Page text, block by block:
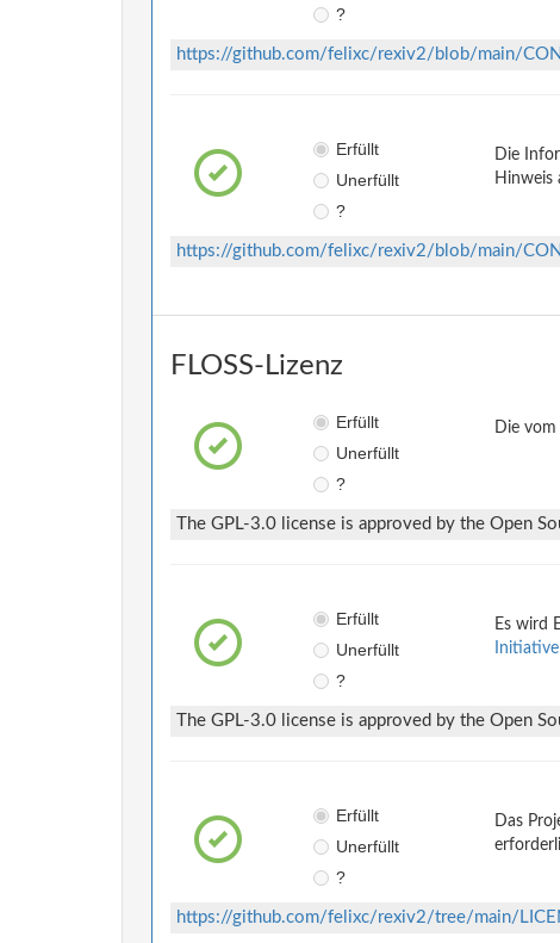
?
https://github.com/felixc/rexiv2/blob/main/
Erfüllt
Unerfüllt
?
Die
Hinweis
https://github.com/felixc/rexiv2/blob/main/
FLOSS-Lizenz
Erfüllt
Unerfüllt
?
Die
The GPL-3.0 license is approved by the Open
Erfüllt
Unerfüllt
?
Es wird
The GPL-3.0 license is approved by the Open
Erfüllt
Unerfüllt
?
Das
https://github.com/felixc/rexiv2/tree/main/